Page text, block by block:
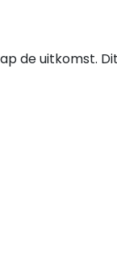
de uitkomst.